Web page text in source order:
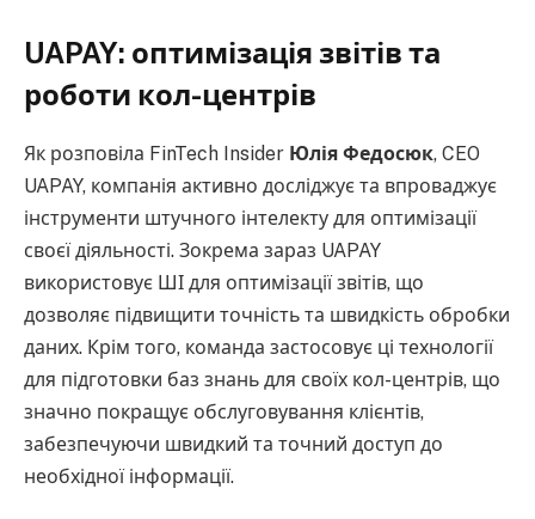
UAPAY: оптимізація звітів та
роботи кол-центрів
Як розповіла FinTech Insider Юлія Федосюк, CEO
UAPAY, компанія активно досліджує та впроваджує
інструменти штучного інтелекту для оптимізації
своєї діяльності. Зокрема зараз UAPAY
використовує ШІ для оптимізації звітів, що
дозволяє підвищити точність та швидкість обробки
даних. Крім того, команда застосовує ці технології
для підготовки баз знань для своїх кол-центрів, що
значно покращує обслуговування клієнтів,
забезпечуючи швидкий та точний доступ до
необхідної інформації.